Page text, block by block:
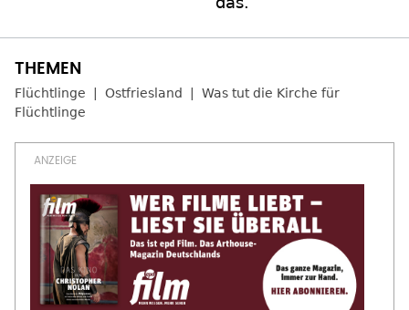
Flüchtlinge Ostfriesland
Was tut die Kirche für
Flüchtlinge